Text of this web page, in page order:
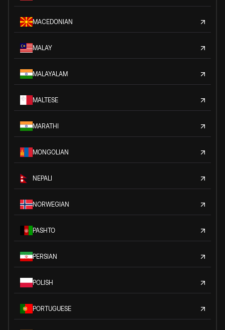
MACEDONIAN
MALAY
MALAYALAM
MALTESE
MARATHI
MONGOLIAN
NEPALI
NORWEGIAN
PASHTO
PERSIAN
POLISH
PORTUGUESE